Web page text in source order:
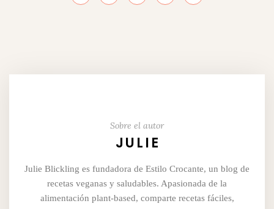
Sobre el autor
JULIE
Julie Blickling es fundadora de Estilo Crocante, un blog de
recetas veganas y saludables. Apasionada de la
alimentación plant-based, comparte recetas fáciles,